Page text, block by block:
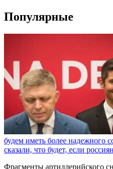
Популярные
будем иметь более надежного
сказали, что будет, если
Фрагменты артиллерийского